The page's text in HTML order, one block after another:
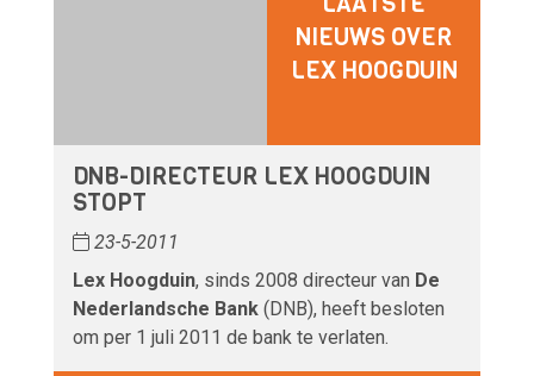
NIEUWS OVER
LEX HOOGDUIN
DNB-DIRECTEUR LEX HOOGDUIN
STOPT
23-5-2011
Lex Hoogduin, sinds 2008 directeur van De
Nederlandsche Bank (DNB), heeft besloten
om per 1 juli 2011 de bank te verlaten.